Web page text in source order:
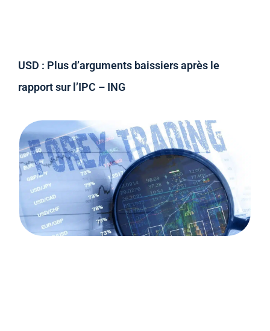
USD : Plus d’arguments baissiers après le
rapport sur l’IPC – ING